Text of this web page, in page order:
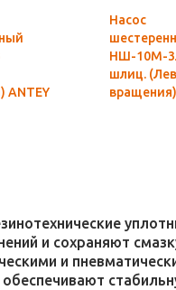
ANTEY
Насос
НШ-10М-
шлиц.
вращения)
и сохраняют
и